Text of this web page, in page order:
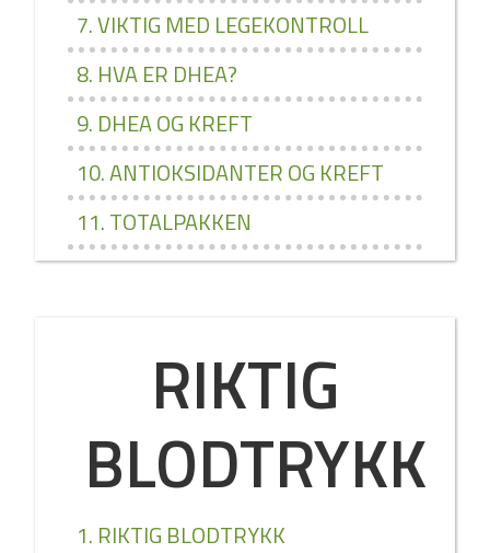
7. VIKTIG MED LEGEKONTROLL
8. HVA ER DHEA?
9. DHEA OG KREFT
10. ANTIOKSIDANTER OG KREFT
11. TOTALPAKKEN
RIKTIG
BLODTRYKK
1. RIKTIG BLODTRYKK